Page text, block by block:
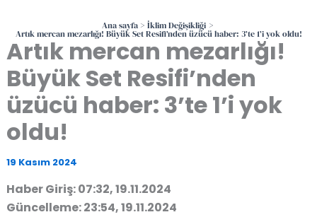
Ana sayfa İklim Değişikliği
Artık mercan mezarlığı! Büyük Set Resifi’nden üzücü haber: 3’te 1’i yok oldu!
Artık mercan mezarlığı!
Büyük Set Resifi’nden
üzücü haber: 3’te 1’i yok
oldu!
19 Kasım 2024
Haber Giriş: 07:32, 19.11.2024
Güncelleme: 23:54, 19.11.2024